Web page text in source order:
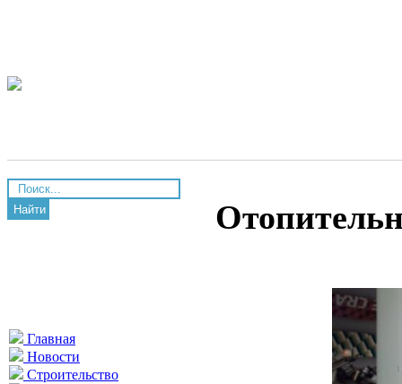
Найти
Главная
Новости
Строительство